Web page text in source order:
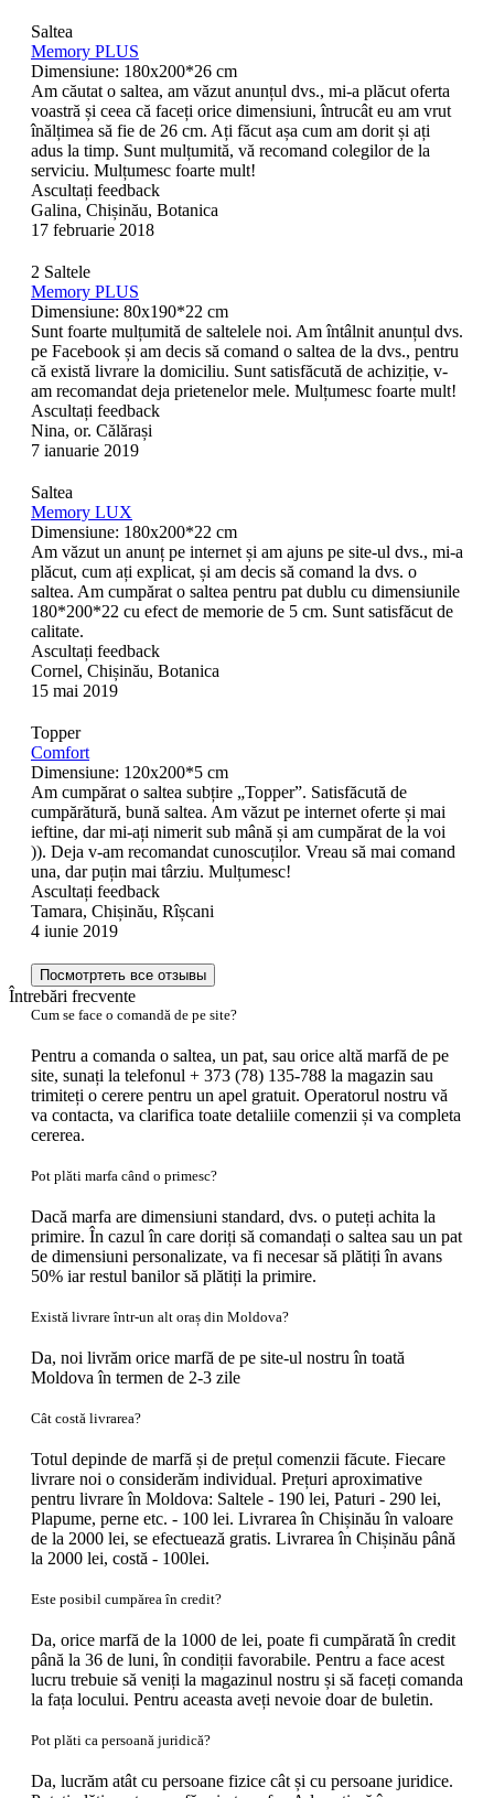
Saltea
Memory PLUS
Dimensiune: 180x200*26 cm
Am căutat o saltea, am văzut anunțul dvs., mi-a plăcut oferta
voastră și ceea că faceți orice dimensiuni, întrucât eu am vrut
înălțimea să fie de 26 cm. Ați făcut așa cum am dorit și ați
adus la timp. Sunt mulțumită, vă recomand colegilor de la
serviciu. Mulțumesc foarte mult!
Ascultați feedback
Galina, Chișinău, Botanica
17 februarie 2018
2 Saltele
Memory PLUS
Dimensiune: 80x190*22 cm
Sunt foarte mulțumită de saltelele noi. Am întâlnit anunțul dvs.
pe Facebook și am decis să comand o saltea de la dvs., pentru
că există livrare la domiciliu. Sunt satisfăcută de achiziție, v-
am recomandat deja prietenelor mele. Mulțumesc foarte mult!
Ascultați feedback
Nina, or. Călărași
7 ianuarie 2019
Saltea
Memory LUX
Dimensiune: 180x200*22 cm
Am văzut un anunț pe internet și am ajuns pe site-ul dvs., mi-a
plăcut, cum ați explicat, și am decis să comand la dvs. o
saltea. Am cumpărat o saltea pentru pat dublu cu dimensiunile
180*200*22 cu efect de memorie de 5 cm. Sunt satisfăcut de
calitate.
Ascultați feedback
Cornel, Chișinău, Botanica
15 mai 2019
Topper
Comfort
Dimensiune: 120x200*5 cm
Am cumpărat o saltea subțire „Topper”. Satisfăcută de
cumpărătură, bună saltea. Am văzut pe internet oferte și mai
ieftine, dar mi-ați nimerit sub mână și am cumpărat de la voi
)). Deja v-am recomandat cunoscuților. Vreau să mai comand
una, dar puțin mai târziu. Mulțumesc!
Ascultați feedback
Tamara, Chișinău, Rîșcani
4 iunie 2019
Посмотртеть все отзывы
Întrebări frecvente
Cum se face o comandă de pe site?
Pentru a comanda o saltea, un pat, sau orice altă marfă de pe
site, sunați la telefonul + 373 (78) 135-788 la magazin sau
trimiteți o cerere pentru un apel gratuit. Operatorul nostru vă
va contacta, va clarifica toate detaliile comenzii și va completa
cererea.
Pot plăti marfa când o primesc?
Dacă marfa are dimensiuni standard, dvs. o puteți achita la
primire. În cazul în care doriți să comandați o saltea sau un pat
de dimensiuni personalizate, va fi necesar să plătiți în avans
50% iar restul banilor să plătiți la primire.
Există livrare într-un alt oraș din Moldova?
Da, noi livrăm orice marfă de pe site-ul nostru în toată
Moldova în termen de 2-3 zile
Cât costă livrarea?
Totul depinde de marfă și de prețul comenzii făcute. Fiecare
livrare noi o considerăm individual. Prețuri aproximative
pentru livrare în Moldova: Saltele - 190 lei, Paturi - 290 lei,
Plapume, perne etc. - 100 lei. Livrarea în Chișinău în valoare
de la 2000 lei, se efectuează gratis. Livrarea în Chișinău până
la 2000 lei, costă - 100lei.
Este posibil cumpărea în credit?
Da, orice marfă de la 1000 de lei, poate fi cumpărată în credit
până la 36 de luni, în condiții favorabile. Pentru a face acest
lucru trebuie să veniți la magazinul nostru și să faceți comanda
la fața locului. Pentru aceasta aveți nevoie doar de buletin.
Pot plăti ca persoană juridică?
Da, lucrăm atât cu persoane fizice cât și cu persoane juridice.